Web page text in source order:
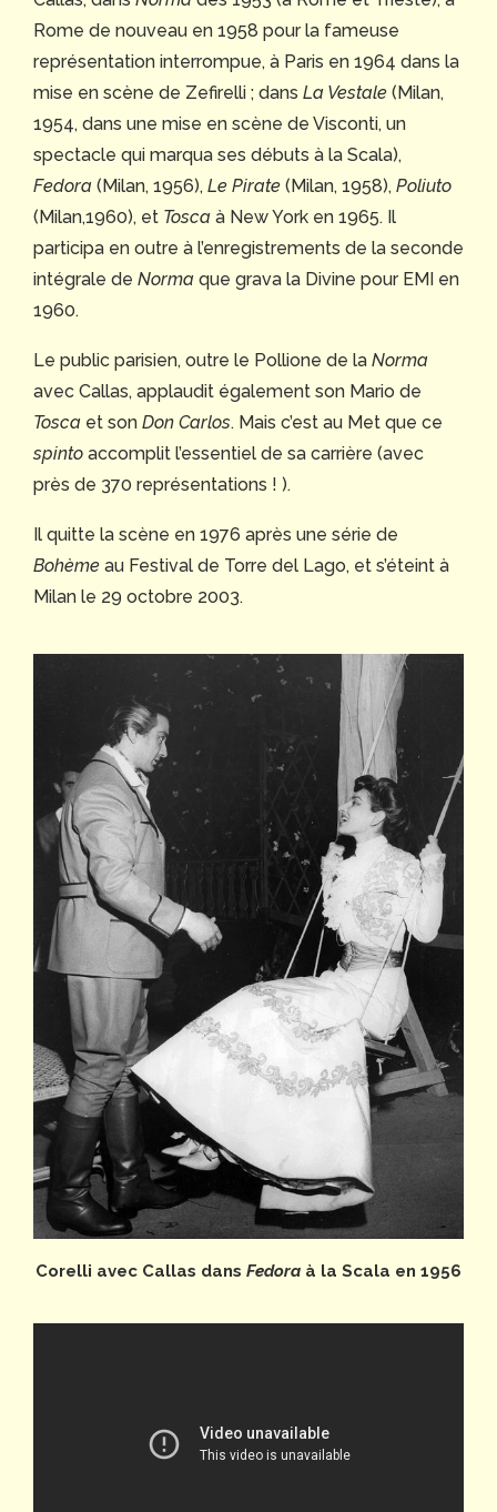
Rome de nouveau en 1958 pour la fameuse
représentation interrompue, à Paris en 1964 dans la
mise en scène de Zefirelli ; dans La Vestale (Milan,
1954, dans une mise en scène de Visconti, un
spectacle qui marqua ses débuts à la Scala),
Fedora (Milan, 1956), Le Pirate (Milan, 1958), Poliuto
(Milan,1960), et Tosca à New York en 1965. Il
participa en outre à l’enregistrements de la seconde
intégrale de Norma que grava la Divine pour EMI en
1960.
Le public parisien, outre le Pollione de la Norma
avec Callas, applaudit également son Mario de
Tosca et son Don Carlos. Mais c’est au Met que ce
spinto accomplit l’essentiel de sa carrière (avec
près de 370 représentations ! ).
Il quitte la scène en 1976 après une série de
Bohème au Festival de Torre del Lago, et s’éteint à
Milan le 29 octobre 2003.
Corelli avec Callas dans Fedora à la Scala en 1956